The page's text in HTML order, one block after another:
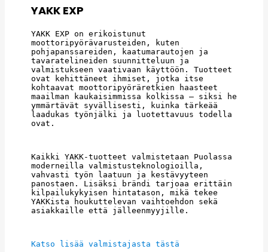
YAKK EXP
YAKK EXP on erikoistunut
moottoripyörävarusteiden, kuten
pohjapanssareiden, kaatumarautojen ja
tavaratelineiden suunnitteluun ja
valmistukseen vaativaan käyttöön. Tuotteet
ovat kehittäneet ihmiset, jotka itse
kohtaavat moottoripyöräretkien haasteet
maailman kaukaisimmissa kolkissa – siksi he
ymmärtävät syvällisesti, kuinka tärkeää
laadukas työnjälki ja luotettavuus todella
ovat.
Kaikki YAKK-tuotteet valmistetaan Puolassa
moderneilla valmistusteknologioilla,
vahvasti työn laatuun ja kestävyyteen
panostaen. Lisäksi brändi tarjoaa erittäin
kilpailukykyisen hintatason, mikä tekee
YAKKista houkuttelevan vaihtoehdon sekä
asiakkaille että jälleenmyyjille.
Katso lisää valmistajasta tästä